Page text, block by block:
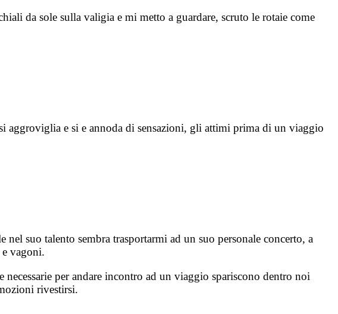
da sole sulla valigia e mi metto a guardare, scruto le rotaie come
aggroviglia e si e annoda di sensazioni, gli attimi prima di un viaggio
suo talento sembra trasportarmi ad un suo personale concerto, a
vagoni.
per andare incontro ad un viaggio spariscono dentro noi
rivestirsi.